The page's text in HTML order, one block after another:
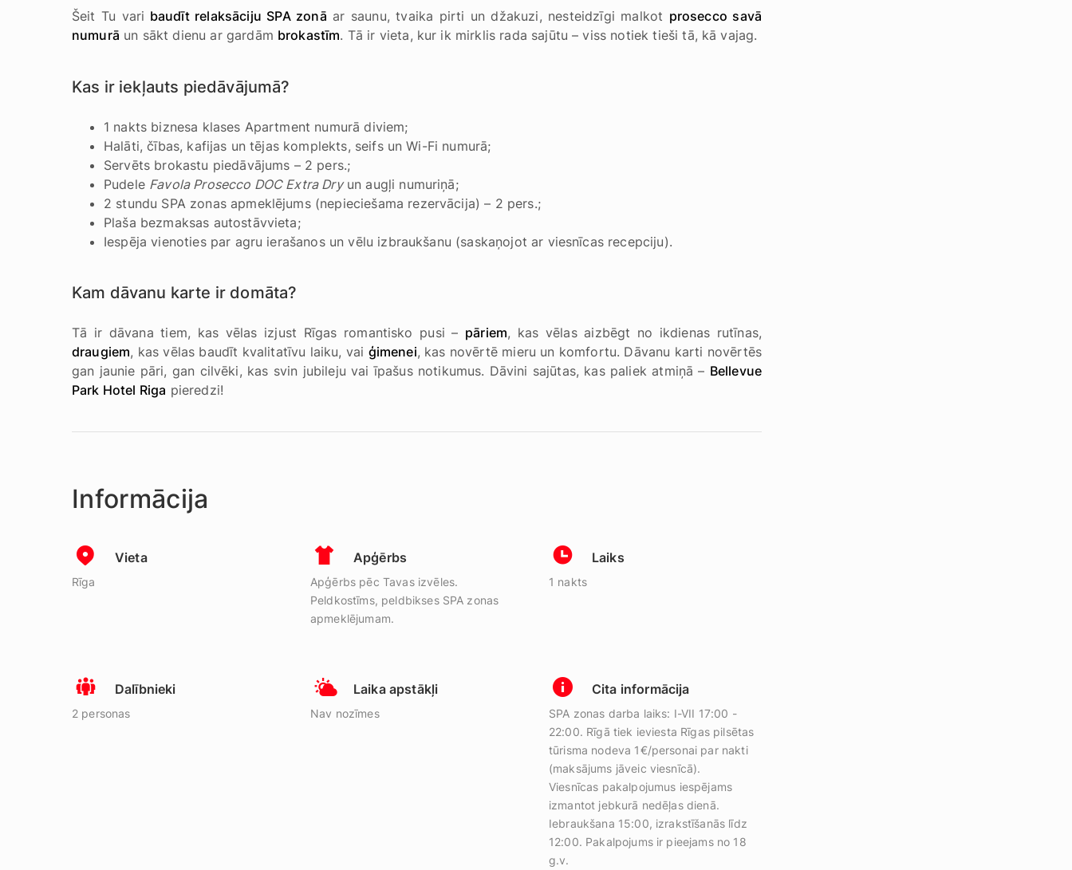
Šeit Tu vari baudīt relaksāciju SPA zonā ar saunu, tvaika pirti un džakuzi, nesteidzīgi malkot prosecco savā
numurā un sākt dienu ar gardām brokastīm. Tā ir vieta, kur ik mirklis rada sajūtu – viss notiek tieši tā, kā vajag.
Kas ir iekļauts piedāvājumā?
1 nakts biznesa klases Apartment numurā diviem;
Halāti, čības, kafijas un tējas komplekts, seifs un Wi-Fi numurā;
Servēts brokastu piedāvājums – 2 pers.;
Pudele Favola Prosecco DOC Extra Dryun augļi numuriņā;
2 stundu SPA zonas apmeklējums (nepieciešama rezervācija) – 2 pers.;
Plaša bezmaksas autostāvvieta;
Iespēja vienoties par agru ierašanos un vēlu izbraukšanu (saskaņojot ar viesnīcas recepciju).
Kam dāvanu karte ir domāta?
Tā ir dāvana tiem, kas vēlas izjust Rīgas romantisko pusi – pāriem, kas vēlas aizbēgt no ikdienas rutīnas,
draugiem, kas vēlas baudīt kvalitatīvu laiku, vai ģimenei, kas novērtē mieru un komfortu. Dāvanu karti novērtēs
gan jaunie pāri, gan cilvēki, kas svin jubileju vai īpašus notikumus. Dāvini sajūtas, kas paliek atmiņā – Bellevue
Park Hotel Riga pieredzi!
Informācija
Vieta
Rīga
Apģērbs
Apģērbs pēc Tavas izvēles.
Peldkostīms, peldbikses SPA zonas
apmeklējumam.
Laiks
1 nakts
Dalībnieki
2 personas
Laika apstākļi
Nav nozīmes
Cita informācija
SPA zonas darba laiks: I-VII 17:00 -
22:00. Rīgā tiek ieviesta Rīgas pilsētas
tūrisma nodeva 1€/personai par nakti
(maksājums jāveic viesnīcā).
Viesnīcas pakalpojumus iespējams
izmantot jebkurā nedēļas dienā.
Iebraukšana 15:00, izrakstīšanās līdz
12:00. Pakalpojums ir pieejams no 18
g.v.